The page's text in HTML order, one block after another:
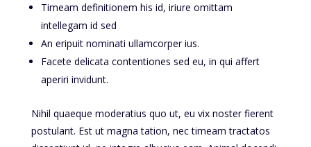
Timeam definitionem his id, iriure omittam
intellegam id sed
An eripuit nominati ullamcorper ius.
Facete delicata contentiones sed eu, in qui affert
aperiri invidunt.
Nihil quaeque moderatius quo ut, eu vix noster fierent
postulant. Est ut magna tation, nec timeam tractatos